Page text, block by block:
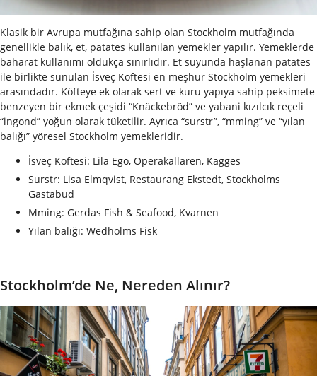
Klasik bir Avrupa mutfağına sahip olan Stockholm mutfağında
genellikle balık, et, patates kullanılan yemekler yapılır. Yemeklerde
baharat kullanımı oldukça sınırlıdır. Et suyunda haşlanan patates
ile birlikte sunulan İsveç Köftesi en meşhur Stockholm yemekleri
arasındadır. Köfteye ek olarak sert ve kuru yapıya sahip peksimete
benzeyen bir ekmek çeşidi “Knäckebröd” ve yabani kızılcık reçeli
“ingond” yoğun olarak tüketilir. Ayrıca “surstr”, “mming” ve “yılan
balığı” yöresel Stockholm yemekleridir.
İsveç Köftesi: Lila Ego, Operakallaren, Kagges
Surstr: Lisa Elmqvist, Restaurang Ekstedt, Stockholms
Gastabud
Mming: Gerdas Fish & Seafood, Kvarnen
Yılan balığı: Wedholms Fisk
Stockholm’de Ne, Nereden Alınır?